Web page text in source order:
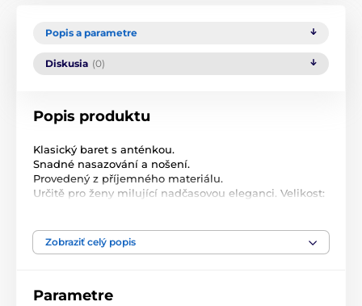
Popis a parametre
Diskusia (0)
Popis produktu
Klasický baret s anténkou.
Snadné nasazování a nošení.
Provedený z příjemného materiálu.
Určitě pro ženy milující nadčasovou eleganci. Velikost:
Vlastní jméno: Beret Zima v Neapoli
Barva: modrá
Obvod: 56-60 cm
Zobraziť celý popis
Parametre